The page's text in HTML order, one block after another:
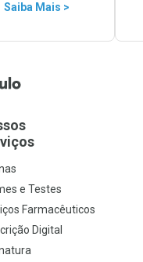
Saiba Mais >
e Testes
Farmacêuticos
Digital